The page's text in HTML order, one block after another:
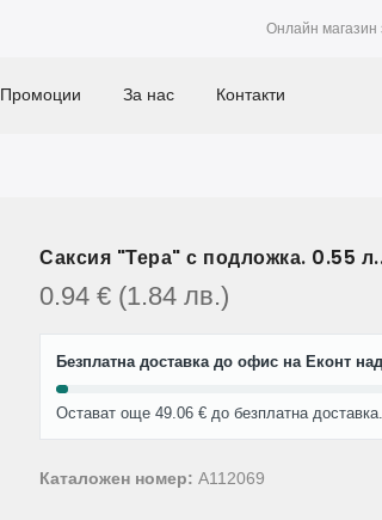
Онлайн магазин
Промоции За нас Контакти
Саксия "Тера" с подложка. 0.55
0.94 € (1.84 лв.)
Безплатна доставка до офис на Еконт
Остават още 49.06 € до безплатна доставка.
Каталожен номер: A112069